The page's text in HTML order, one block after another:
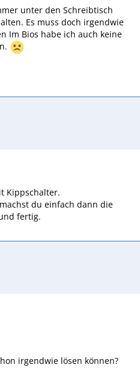
unter den Schreibtisch
Es muss doch irgendwie
Im Bios habe ich auch keine
Kippschalter.
du einfach dann die
fertig.
irgendwie lösen können?